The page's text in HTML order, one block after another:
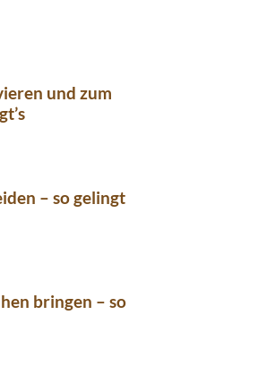
und zum
– so gelingt
bringen – so